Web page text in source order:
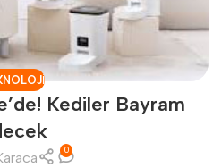
Kediler Bayram
0